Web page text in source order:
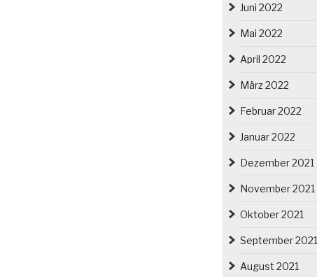
Juni 2022
Mai 2022
April 2022
März 2022
Februar 2022
Januar 2022
Dezember 2021
November 2021
Oktober 2021
September 2021
August 2021